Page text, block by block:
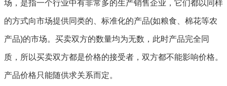
场，是指一个行业中有非常多的生产销售企业，它们都以同样
的方式向市场提供同类的、标准化的产品(如粮食、棉花等农
产品)的市场。买卖双方的数量均为无数，此时产品完全同
质，所以买卖双方都是价格的接受者，双方都不能影响价格。
产品价格只能随供求关系而定。